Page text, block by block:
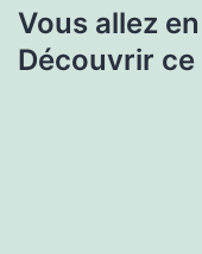
Vous allez
Découvrir ce